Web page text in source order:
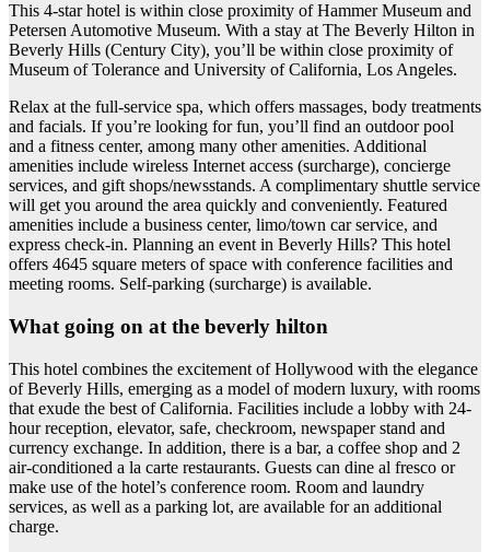
This 4-star hotel is within close proximity of Hammer Museum and
Petersen Automotive Museum. With a stay at The Beverly Hilton in
Beverly Hills (Century City), you’ll be within close proximity of
Museum of Tolerance and University of California, Los Angeles.
Relax at the full-service spa, which offers massages, body treatments
and facials. If you’re looking for fun, you’ll find an outdoor pool
and a fitness center, among many other amenities. Additional
amenities include wireless Internet access (surcharge), concierge
services, and gift shops/newsstands. A complimentary shuttle service
will get you around the area quickly and conveniently. Featured
amenities include a business center, limo/town car service, and
express check-in. Planning an event in Beverly Hills? This hotel
offers 4645 square meters of space with conference facilities and
meeting rooms. Self-parking (surcharge) is available.
What going on at the beverly hilton
This hotel combines the excitement of Hollywood with the elegance
of Beverly Hills, emerging as a model of modern luxury, with rooms
that exude the best of California. Facilities include a lobby with 24-
hour reception, elevator, safe, checkroom, newspaper stand and
currency exchange. In addition, there is a bar, a coffee shop and 2
air-conditioned a la carte restaurants. Guests can dine al fresco or
make use of the hotel’s conference room. Room and laundry
services, as well as a parking lot, are available for an additional
charge.